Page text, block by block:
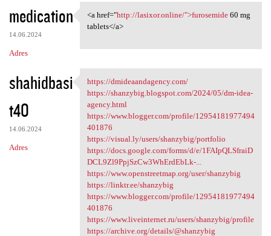
medication
14.06.2024
Adres
<a href="http://lasixor
<a href="http://lasixor.online/">furosemide60 mg
tablets</a>
shahidbasi
t40
14.06.2024
Adres
https://dmideaandagency.com/
https://dmideaandagency.com/
https://shanzybig.blogspot.com/2024/05/dm-idea-
agency.html
https://www.blogger.com/profile/12954181977494
401876
https://visual.ly/users/shanzybig/portfolio
https://docs.google.com/forms/d/e/1FAIpQLSfraiD
DCL9Zl9PpjSzCw3WhErdEbLk-...
https://www.openstreetmap.org/user/shanzybig
https://linktr.ee/shanzybig
https://www.blogger.com/profile/12954181977494
401876
https://www.liveinternet.ru/users/shanzybig/profile
https://archive.org/details/@shanzybig